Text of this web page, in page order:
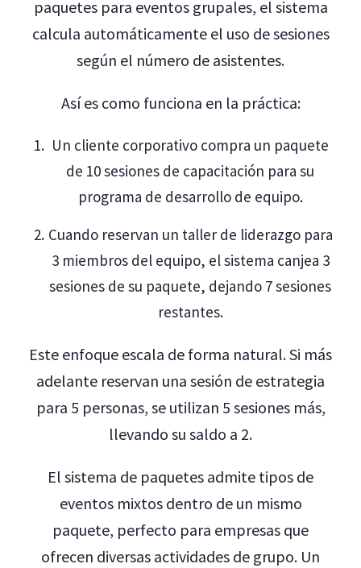
paquetes para eventos grupales, el sistema
calcula automáticamente el uso de sesiones
según el número de asistentes.
Así es como funciona en la práctica:
Un cliente corporativo compra un paquete
de 10 sesiones de capacitación para su
programa de desarrollo de equipo.
Cuando reservan un taller de liderazgo para
3 miembros del equipo, el sistema canjea 3
sesiones de su paquete, dejando 7 sesiones
restantes.
Este enfoque escala de forma natural. Si más
adelante reservan una sesión de estrategia
para 5 personas, se utilizan 5 sesiones más,
llevando su saldo a 2.
El sistema de paquetes admite tipos de
eventos mixtos dentro de un mismo
paquete, perfecto para empresas que
ofrecen diversas actividades de grupo. Un